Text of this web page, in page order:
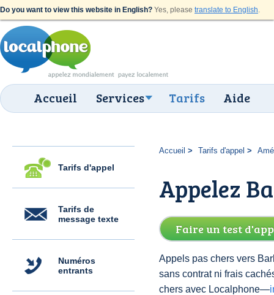
Do you want to view this website in English? Yes, please translate to English.
Accueil Services Tarifs Aide
Tarifs d'appel
Tarifs de
message texte
Numéros
entrants
Accueil Tarifs d'appel
Appelez
Faire un test
Appels pas chers vers
sans contrat ni frais
chers avec Localphone—